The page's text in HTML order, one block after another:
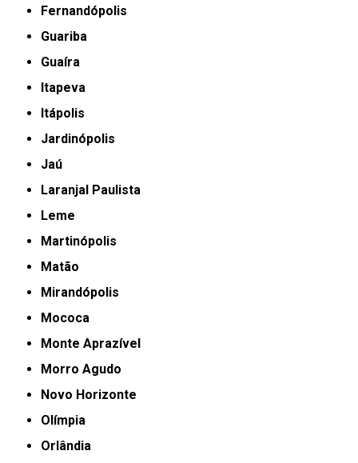
Fernandópolis
Guariba
Guaíra
Itapeva
Itápolis
Jardinópolis
Jaú
Laranjal Paulista
Leme
Martinópolis
Matão
Mirandópolis
Mococa
Monte Aprazível
Morro Agudo
Novo Horizonte
Olímpia
Orlândia